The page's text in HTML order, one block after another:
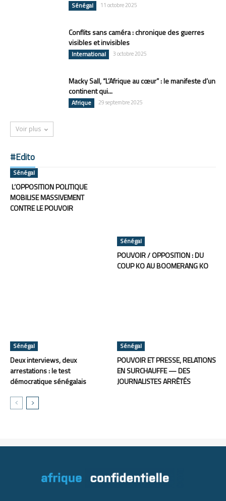
Sénégal 11 octobre 2025
Conflits sans caméra : chronique des guerres
visibles et invisibles
International 3 octobre 2025
Macky Sall, “L’Afrique au cœur” : le manifeste d’un
continent qui...
Afrique 29 septembre 2025
Voir plus
#Edito
Sénégal
L’OPPOSITION POLITIQUE
MOBILISE MASSIVEMENT
CONTRE LE POUVOIR
Sénégal
POUVOIR / OPPOSITION : DU
COUP KO AU BOOMERANG KO
Sénégal
Deux interviews, deux
arrestations : le test
démocratique sénégalais
Sénégal
POUVOIR ET PRESSE, RELATIONS
EN SURCHAUFFE — DES
JOURNALISTES ARRÊTÉS